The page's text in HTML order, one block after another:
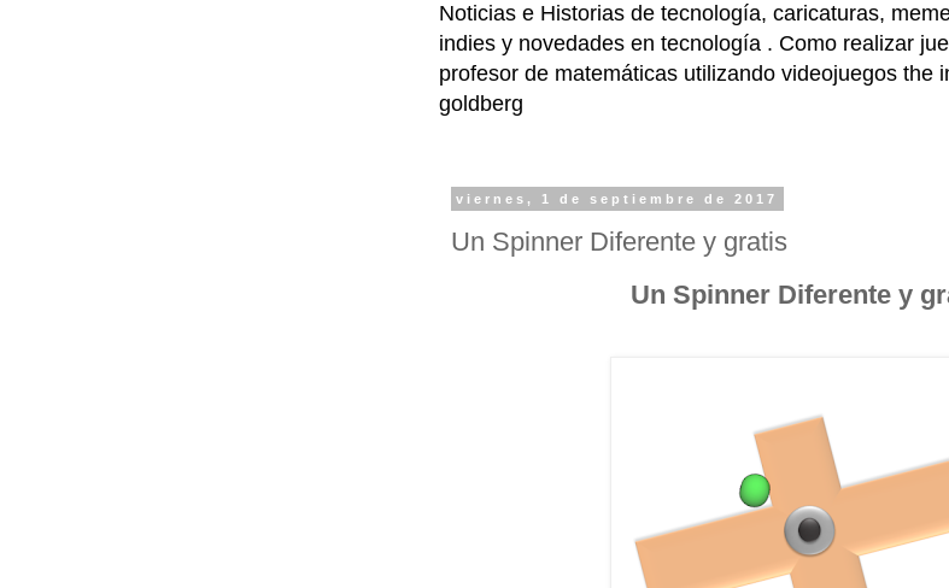
Noticias e Historias de tecnología, caricaturas,
indies y novedades en tecnología . Como realizar
profesor de matemáticas utilizando videojuegos the
goldberg
viernes, 1 de septiembre de 2017
Un Spinner Diferente y gratis
Un Spinner Diferente y